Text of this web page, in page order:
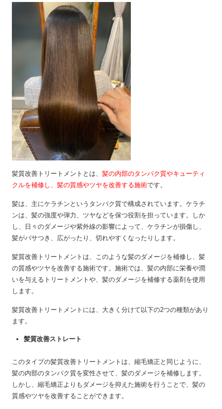
髪質改善トリートメントとは、 髪の内部のタンパク質やキューティ
クルを補修し、髪の質感やツヤを改善する施術です。
髪は、主にケラチンというタンパク質で構成されています。ケラチ
ンは、髪の強度や弾力、ツヤなどを保つ役割を担っています。しか
し、日々のダメージや紫外線の影響によって、ケラチンが損傷し、
髪がパサつき、広がったり、切れやすくなったりします。
髪質改善トリートメントは、このような髪のダメージを補修し、髪
の質感やツヤを改善する施術です。施術では、髪の内部に栄養や潤
いを与えるトリートメントや、髪のダメージを補修する薬剤を使用
します。
髪質改善トリートメントには、大きく分けて以下の2つの種類があり
ます。
髪質改善ストレート
このタイプの髪質改善トリートメントは、縮毛矯正と同じように、
髪の内部のタンパク質を変性させて、髪のダメージを補修します。
しかし、縮毛矯正よりもダメージを抑えた施術を行うことで、髪の
質感やツヤを改善することができます。